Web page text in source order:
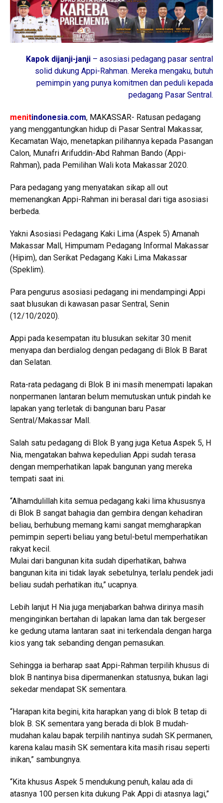
Kapok dijanji-janji – asosiasi pedagang pasar sentral
solid dukung Appi-Rahman. Mereka mengaku, butuh
pemimpin yang punya komitmen dan peduli kepada
pedagang Pasar Sentral.
menitindonesia.com, MAKASSAR- Ratusan pedagang
yang menggantungkan hidup di Pasar Sentral Makassar,
Kecamatan Wajo, menetapkan pilihannya kepada Pasangan
Calon, Munafri Arifuddin-Abd Rahman Bando (Appi-
Rahman), pada Pemilihan Wali kota Makassar 2020.
Para pedagang yang menyatakan sikap all out
memenangkan Appi-Rahman ini berasal dari tiga asosiasi
berbeda.
Yakni Asosiasi Pedagang Kaki Lima (Aspek 5) Amanah
Makassar Mall, Himpumam Pedagang Informal Makassar
(Hipim), dan Serikat Pedagang Kaki Lima Makassar
(Speklim).
Para pengurus asosiasi pedagang ini mendampingi Appi
saat blusukan di kawasan pasar Sentral, Senin
(12/10/2020).
Appi pada kesempatan itu blusukan sekitar 30 menit
menyapa dan berdialog dengan pedagang di Blok B Barat
dan Selatan.
Rata-rata pedagang di Blok B ini masih menempati lapakan
nonpermanen lantaran belum memutuskan untuk pindah ke
lapakan yang terletak di bangunan baru Pasar
Sentral/Makassar Mall.
Salah satu pedagang di Blok B yang juga Ketua Aspek 5, H
Nia, mengatakan bahwa kepedulian Appi sudah terasa
dengan memperhatikan lapak bangunan yang mereka
tempati saat ini.
“Alhamdulillah kita semua pedagang kaki lima khususnya
di Blok B sangat bahagia dan gembira dengan kehadiran
beliau, berhubung memang kami sangat memgharapkan
pemimpin seperti beliau yang betul-betul memperhatikan
rakyat kecil.
Mulai dari bangunan kita sudah diperhatikan, bahwa
bangunan kita ini tidak layak sebetulnya, terlalu pendek jadi
beliau sudah perhatikan itu,” ucapnya.
Lebih lanjut H Nia juga menjabarkan bahwa dirinya masih
menginginkan bertahan di lapakan lama dan tak bergeser
ke gedung utama lantaran saat ini terkendala dengan harga
kios yang tak sebanding dengan pemasukan.
Sehingga ia berharap saat Appi-Rahman terpilih khusus di
blok B nantinya bisa dipermanenkan statusnya, bukan lagi
sekedar mendapat SK sementara.
“Harapan kita begini, kita harapkan yang di blok B tetap di
blok B. SK sementara yang berada di blok B mudah-
mudahan kalau bapak terpilih nantinya sudah SK permanen,
karena kalau masih SK sementara kita masih risau seperti
inikan,” sambungnya.
“Kita khusus Aspek 5 mendukung penuh, kalau ada di
atasnya 100 persen kita dukung Pak Appi di atasnya lagi,”